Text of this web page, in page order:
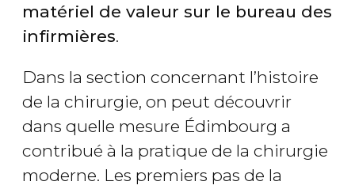
matériel de valeur sur le bureau des
infirmières.
Dans la section concernant l’histoire
de la chirurgie, on peut découvrir
dans quelle mesure Édimbourg a
contribué à la pratique de la chirurgie
moderne. Les premiers pas de la